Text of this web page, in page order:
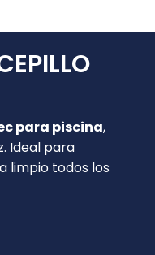
para piscina,
Ideal para
limpio todos los